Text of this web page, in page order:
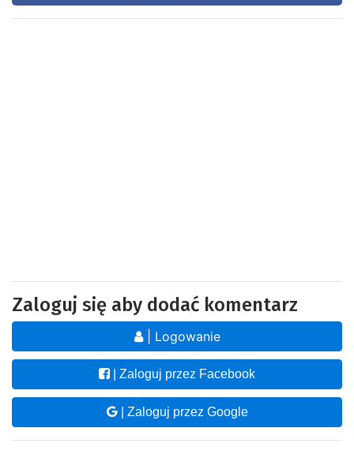
Zaloguj się aby dodać komentarz
| Logowanie
| Zaloguj przez Facebook
| Zaloguj przez Google